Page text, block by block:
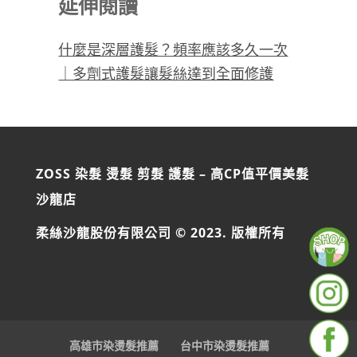
什麼是深層護髮？頻率應該多久一次
｜多劑式護髮讓髮絲達到全面修護
ZOSS 染髮 燙髮 剪髮 護髮 – 高CP值平價美髮
沙龍店
柔絲沙龍股份有限公司 © 2023. 版權所有
高雄市染燙髮推薦 台中市染燙髮推薦